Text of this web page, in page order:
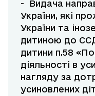
- Видача
України, які
України та
дитиною до
дитини п.58
діяльності в
нагляду за
усиновлених